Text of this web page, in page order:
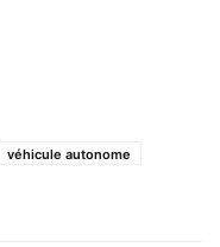
véhicule autonome